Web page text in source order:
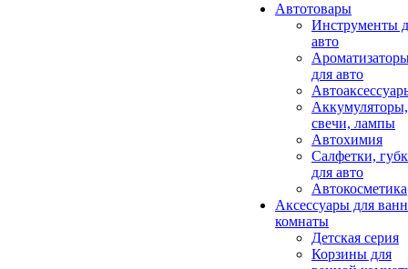
Автотовары
Инструменты
авто
для авто
Аккумуляторы,
свечи, лампы
Автохимия
Салфетки,
для авто
Автокосметика
Аксессуары для
комнаты
Детская серия
Корзины для